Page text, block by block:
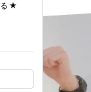
る★
住所（都道